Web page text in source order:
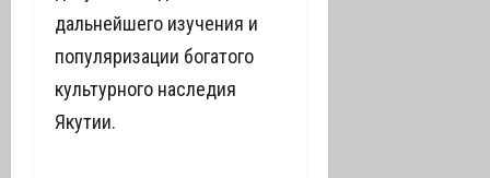
дальнейшего изучения и
популяризации богатого
культурного наследия
Якутии.